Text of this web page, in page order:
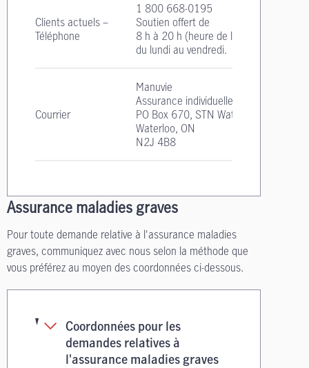
Clients actuels –
Téléphone
1 800 668-0195
Soutien offert de
8 h à 20 h (heure de l'Est)
du lundi au vendredi.
Courrier
Manuvie
Assurance individuelle
PO Box 670, STN Waterloo
Waterloo, ON
N2J 4B8
Assurance maladies graves
Pour toute demande relative à l'assurance maladies
graves, communiquez avec nous selon la méthode que
vous préférez au moyen des coordonnées ci-dessous.
Coordonnées pour les
demandes relatives à
l'assurance maladies graves